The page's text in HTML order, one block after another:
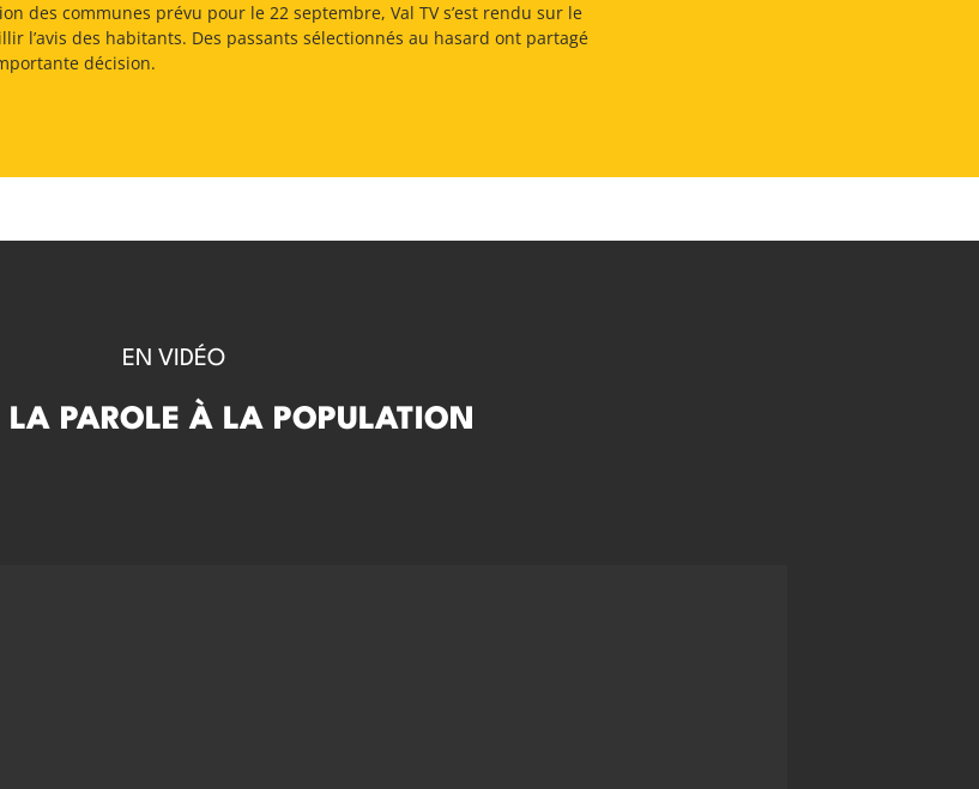
des communes prévu pour le 22 septembre, Val TV s’est rendu sur le
l’avis des habitants. Des passants sélectionnés au hasard ont partagé
décision.
EN VIDÉO
LA PAROLE À LA POPULATION